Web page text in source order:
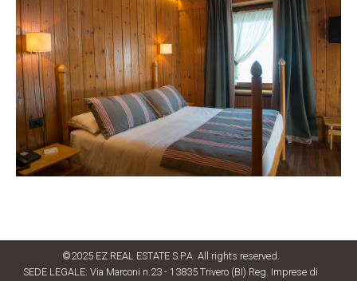
©2025 EZ REAL ESTATE S.P.A. All rights reserved.
SEDE LEGALE: Via Marconi n.23 - 13835 Trivero (BI) Reg. Imprese di